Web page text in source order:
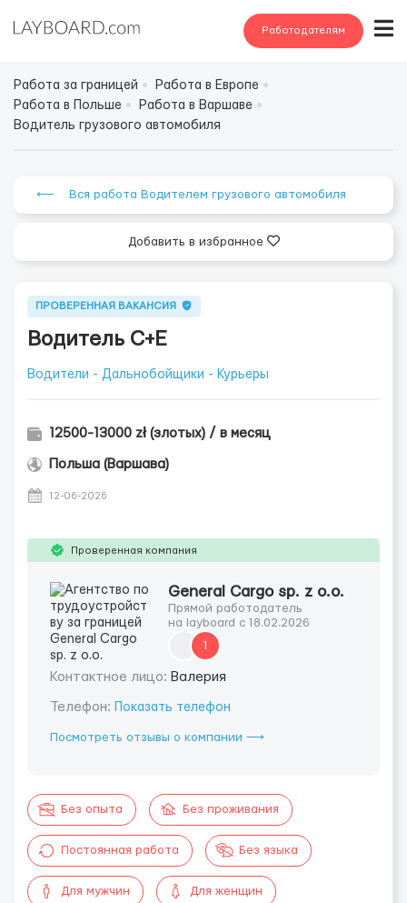
Работодателям
Работа за границей
Работа в Европе
Работа в Польше
Работа в Варшаве
Водитель грузового автомобиля
⟵ Вся работа Водителем грузового автомобиля
Добавить в избранное
ПРОВЕРЕННАЯ ВАКАНСИЯ
Водитель С+Е
Водители - Дальнобойщики - Курьеры
12500-13000 zł (злотых) / в месяц
Польша (Варшава)
12-06-2026
Проверенная компания
General Cargo sp. z o.o.
Прямой работодатель
на layboard с 18.02.2026
1
Контактное лицо: Валерия
Телефон: Показать телефон
Посмотреть отзывы о компании ⟶
Без опыта Без проживания
Постоянная работа Без языка
Для мужчин Для женщин